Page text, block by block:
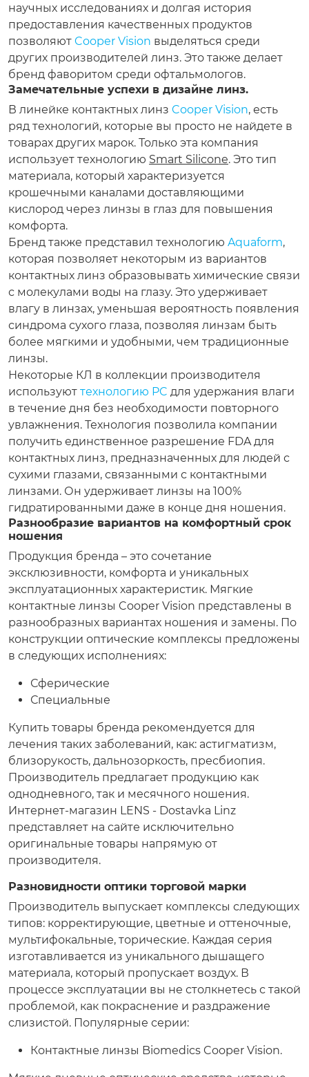
научных исследованиях и долгая история
предоставления качественных продуктов
позволяют Cooper Vision выделяться среди
других производителей линз. Это также делает
бренд фаворитом среди офтальмологов.
Замечательные успехи в дизайне линз.
В линейке контактных линз Cooper Vision, есть
ряд технологий, которые вы просто не найдете в
товарах других марок. Только эта компания
использует технологию Smart Silicone. Это тип
материала, который характеризуется
крошечными каналами доставляющими
кислород через линзы в глаз для повышения
комфорта.
Бренд также представил технологию Aquaform,
которая позволяет некоторым из вариантов
контактных линз образовывать химические связи
с молекулами воды на глазу. Это удерживает
влагу в линзах, уменьшая вероятность появления
синдрома сухого глаза, позволяя линзам быть
более мягкими и удобными, чем традиционные
линзы.
Некоторые КЛ в коллекции производителя
используют технологию PC для удержания влаги
в течение дня без необходимости повторного
увлажнения. Технология позволила компании
получить единственное разрешение FDA для
контактных линз, предназначенных для людей с
сухими глазами, связанными с контактными
линзами. Он удерживает линзы на 100%
гидратированными даже в конце дня ношения.
Разнообразие вариантов на комфортный срок
ношения
Продукция бренда – это сочетание
эксклюзивности, комфорта и уникальных
эксплуатационных характеристик. Мягкие
контактные линзы Cooper Vision представлены в
разнообразных вариантах ношения и замены. По
конструкции оптические комплексы предложены
в следующих исполнениях:
Сферические
Специальные
Купить товары бренда рекомендуется для
лечения таких заболеваний, как: астигматизм,
близорукость, дальнозоркость, пресбиопия.
Производитель предлагает продукцию как
однодневного, так и месячного ношения.
Интернет-магазин LENS - Dostavka Linz
представляет на сайте исключительно
оригинальные товары напрямую от
производителя.
Разновидности оптики торговой марки
Производитель выпускает комплексы следующих
типов: корректирующие, цветные и оттеночные,
мультифокальные, торические. Каждая серия
изготавливается из уникального дышащего
материала, который пропускает воздух. В
процессе эксплуатации вы не столкнетесь с такой
проблемой, как покраснение и раздражение
слизистой. Популярные серии:
Контактные линзы Biomedics Cooper Vision.